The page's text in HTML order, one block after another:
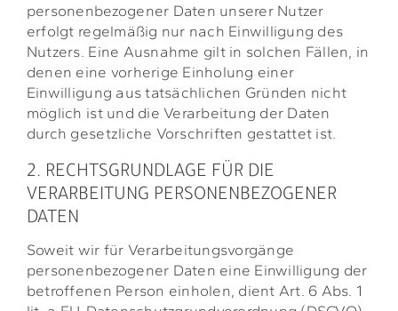
personenbezogener Daten unserer Nutzer
erfolgt regelmäßig nur nach Einwilligung des
Nutzers. Eine Ausnahme gilt in solchen Fällen, in
denen eine vorherige Einholung einer
Einwilligung aus tatsächlichen Gründen nicht
möglich ist und die Verarbeitung der Daten
durch gesetzliche Vorschriften gestattet ist.
2. RECHTSGRUNDLAGE FÜR DIE
VERARBEITUNG PERSONENBEZOGENER
DATEN
Soweit wir für Verarbeitungsvorgänge
personenbezogener Daten eine Einwilligung der
betroffenen Person einholen, dient Art. 6 Abs. 1